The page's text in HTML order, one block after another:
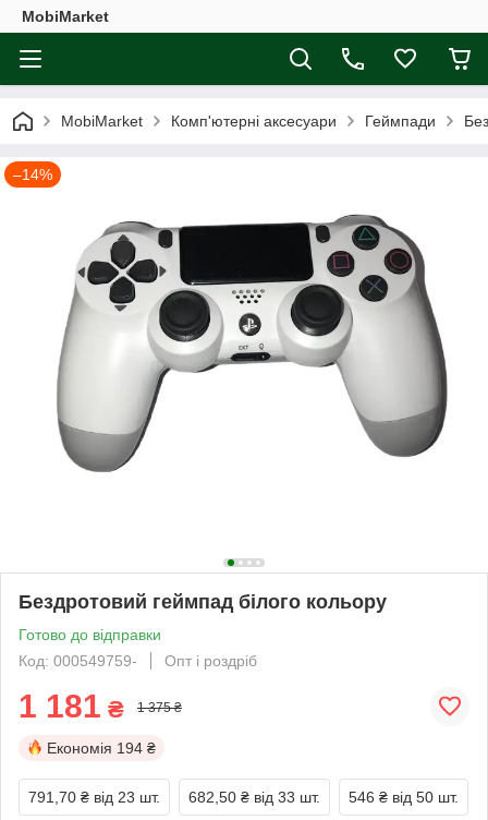
MobiMarket
MobiMarket Комп'ютерні аксесуари Геймпади
–14%
Бездротовий геймпад білого кольору
Готово до відправки
Код: 000549759-
Опт і роздріб
1 181 ₴ 1 375 ₴
Економія 194 ₴
791,70 ₴ від 23 шт. 682,50 ₴ від 33 шт. 546 ₴ від 50 шт.